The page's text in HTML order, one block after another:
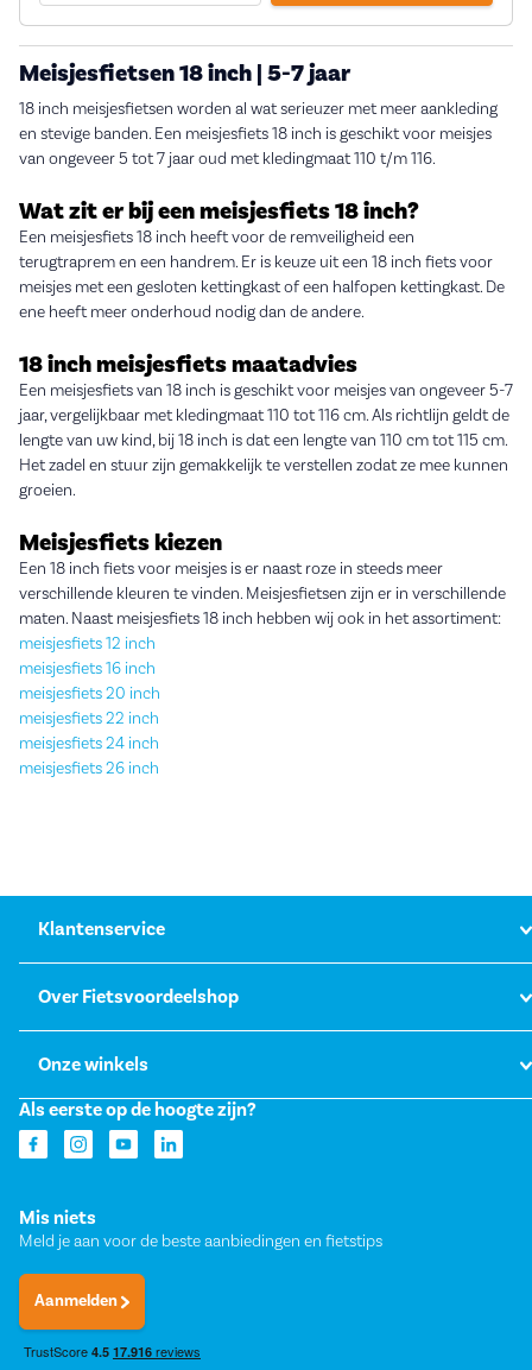
Meisjesfietsen 18 inch | 5-7 jaar
18 inch meisjesfietsen worden al wat serieuzer met meer aankleding
en stevige banden. Een meisjesfiets 18 inch is geschikt voor meisjes
van ongeveer 5 tot 7 jaar oud met kledingmaat 110 t/m 116.
Wat zit er bij een meisjesfiets 18 inch?
Een meisjesfiets 18 inch heeft voor de remveiligheid een
terugtraprem en een handrem. Er is keuze uit een 18 inch fiets voor
meisjes met een gesloten kettingkast of een halfopen kettingkast. De
ene heeft meer onderhoud nodig dan de andere.
18 inch meisjesfiets maatadvies
Een meisjesfiets van 18 inch is geschikt voor meisjes van ongeveer 5-7
jaar, vergelijkbaar met kledingmaat 110 tot 116 cm. Als richtlijn geldt de
lengte van uw kind, bij 18 inch is dat een lengte van 110 cm tot 115 cm.
Het zadel en stuur zijn gemakkelijk te verstellen zodat ze mee kunnen
groeien.
Meisjesfiets kiezen
Een 18 inch fiets voor meisjes is er naast roze in steeds meer
verschillende kleuren te vinden. Meisjesfietsen zijn er in verschillende
maten. Naast meisjesfiets 18 inch hebben wij ook in het assortiment:
meisjesfiets 12 inch
meisjesfiets 16 inch
meisjesfiets 20 inch
meisjesfiets 22 inch
meisjesfiets 24 inch
meisjesfiets 26 inch
Klantenservice
Over Fietsvoordeelshop
Onze winkels
Als eerste op de hoogte zijn?
Mis niets
Meld je aan voor de beste aanbiedingen en fietstips
Aanmelden